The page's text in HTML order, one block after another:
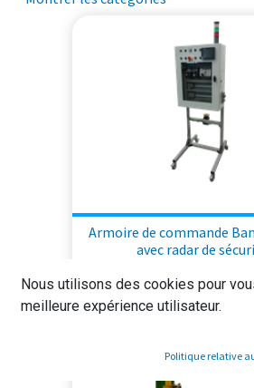
Armoire de commande
avec radar de
Nous utilisons des cookies pour
meilleure expérience utilisateur.
Politique relative